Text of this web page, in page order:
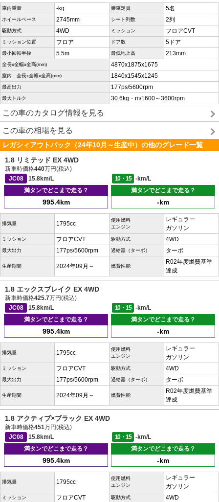
車両重量 -kg 乗車定員 5名
ホイールベース 2745mm シート列数 2列
駆動方式 4WD ミッション フロアCVT
ミッション位置 フロア ドア数 5ドア
最小回転半径 5.5m 最低地上高 213mm
全長x全幅x全高(mm) 4870x1875x1675
室内 全長x全幅x全高(mm) 1840x1545x1245
最高出力 177ps/5600rpm
最大トルク 30.6kg・m/1600～3600rpm
この車のカタログ情報を見る
この車の相場を見る
レガシィアウトバック（24年10月～生産中）の他のグレード一覧
1.8 リミテッド EX 4WD
新車時価格440万円(税込)
JC08
15.8km/L 10・15
-km/L
満タンでどこまで走る？
995.4km
満タンでどこまで走る？
-km
排気量 1795cc
使用燃料
エンジン
レギュラー
ガソリン
ミッション フロアCVT 駆動方式 4WD
最大出力 177ps/5600rpm 過給器（ターボ） ターボ
生産期間 2024年09月～ 燃費性能
R02年度燃費基準
達成
1.8 エックスブレイク EX 4WD
新車時価格425.7万円(税込)
JC08
15.8km/L 10・15
-km/L
満タンでどこまで走る？
995.4km
満タンでどこまで走る？
-km
排気量 1795cc
使用燃料
エンジン
レギュラー
ガソリン
ミッション フロアCVT 駆動方式 4WD
最大出力 177ps/5600rpm 過給器（ターボ） ターボ
生産期間 2024年09月～ 燃費性能
R02年度燃費基準
達成
1.8 アクティブ×ブラック EX 4WD
新車時価格451万円(税込)
JC08
15.8km/L 10・15
-km/L
満タンでどこまで走る？
995.4km
満タンでどこまで走る？
-km
排気量 1795cc
使用燃料
エンジン
レギュラー
ガソリン
ミッション フロアCVT 駆動方式 4WD